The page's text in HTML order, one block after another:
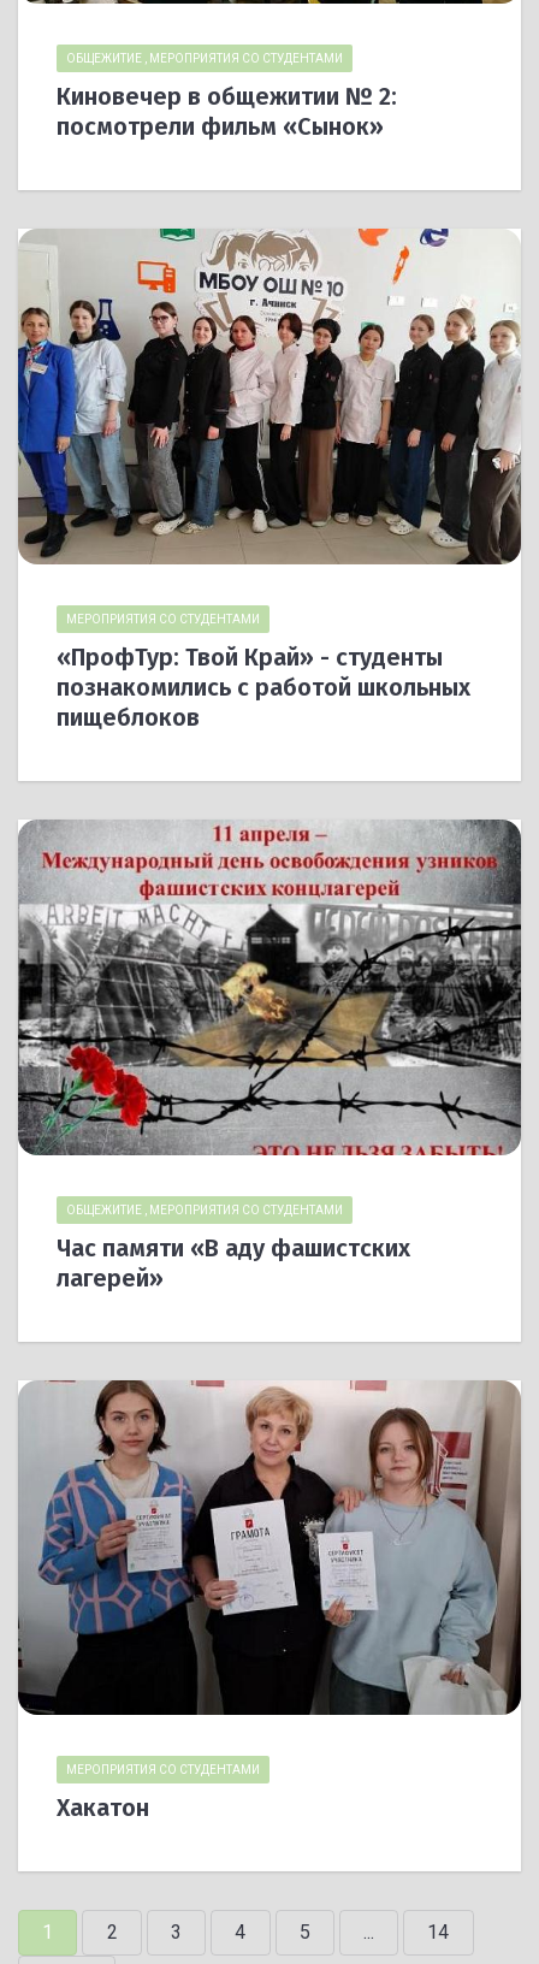
ОБЩЕЖИТИЕ , МЕРОПРИЯТИЯ СО СТУДЕНТАМИ
Киновечер в общежитии № 2:
посмотрели фильм «Сынок»
МЕРОПРИЯТИЯ СО СТУДЕНТАМИ
«ПрофТур: Твой Край» - студенты
познакомились с работой школьных
пищеблоков
ОБЩЕЖИТИЕ МЕРОПРИЯТИЯ СО СТУДЕНТАМИ
Час памяти «В аду фашистских
лагерей»
МЕРОПРИЯТИЯ СО СТУДЕНТАМИ
Хакатон
1 2 3 4 5 ...
14